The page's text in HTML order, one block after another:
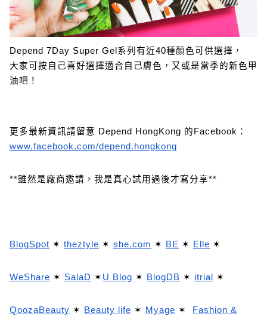
Depend 7Day Super Gel系列有近40種顏色可供選擇，
大家可按自己喜好選擇適合自己膚色，又或是當季的新色甲
油吧！
更多最新資訊請留意 Depend HongKong 的Facebook：
www.facebook.com/depend.hongkong
**雖然是廠商邀請，我是真心試用過後才寫分享**
BlogSpot ✶ theztyle ✶ she.com ✶ BE ✶ Elle ✶
WeShare ✶ SalaD ✶ U Blog ✶ BlogDB ✶ itrial ✶
QoozaBeauty ✶ Beauty life ✶ Myage ✶ Fashion &